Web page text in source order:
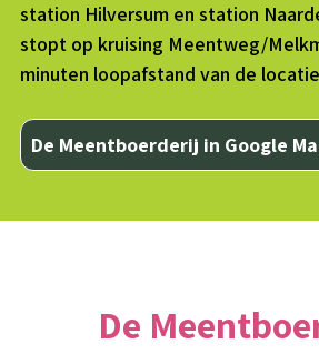
station Hilversum en station
stopt op kruising Meentweg/
minuten loopafstand van de
De Meentboerderij in Google
De